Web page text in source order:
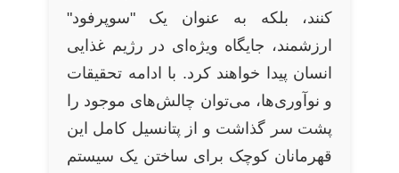
کنند، بلکه به عنوان یک "سوپرفود"
ارزشمند، جایگاه ویژه‌ای در رژیم غذایی
انسان پیدا خواهند کرد. با ادامه تحقیقات
و نوآوری‌ها، می‌توان چالش‌های موجود را
پشت سر گذاشت و از پتانسیل کامل این
قهرمانان کوچک برای ساختن یک سیستم